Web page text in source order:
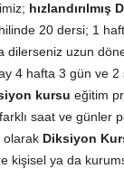
20 dersi; 1
dilerseniz uzun
4 hafta 3 gün ve 2
kursu eğitim
saat ve günler
olarak Diksiyon
kişisel ya da